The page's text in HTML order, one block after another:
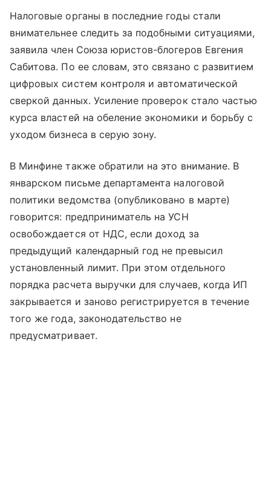
Налоговые органы в последние годы стали
внимательнее следить за подобными ситуациями,
заявила член Союза юристов-блогеров Евгения
Сабитова. По ее словам, это связано с развитием
цифровых систем контроля и автоматической
сверкой данных. Усиление проверок стало частью
курса властей на обеление экономики и борьбу с
уходом бизнеса в серую зону.
В Минфине также обратили на это внимание. В
январском письме департамента налоговой
политики ведомства (опубликовано в марте)
говорится: предприниматель на УСН
освобождается от НДС, если доход за
предыдущий календарный год не превысил
установленный лимит. При этом отдельного
порядка расчета выручки для случаев, когда ИП
закрывается и заново регистрируется в течение
того же года, законодательство не
предусматривает.